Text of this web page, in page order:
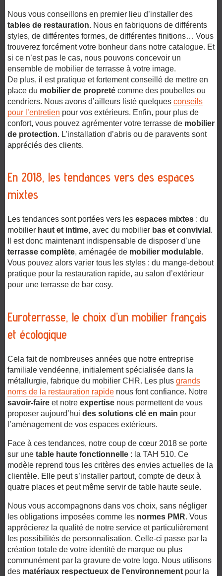
Nous vous conseillons en premier lieu d’installer des
tables de restauration. Nous en fabriquons de différents
styles, de différentes formes, de différentes finitions… Vous
trouverez forcément votre bonheur dans notre catalogue. Et
si ce n’est pas le cas, nous pouvons concevoir un
ensemble de mobilier de terrasse à votre image.
De plus, il est pratique et fortement conseillé de mettre en
place du mobilier de propreté comme des poubelles ou
cendriers. Nous avons d’ailleurs listé quelques conseils
pour l’entretien pour vos extérieurs. Enfin, pour plus de
confort, vous pouvez agrémenter votre terrasse de mobilier
de protection. L’installation d’abris ou de paravents sont
appréciés des clients.
En 2018, les tendances vers des espaces
mixtes
Les tendances sont portées vers les espaces mixtes : du
mobilier haut et intime, avec du mobilier bas et convivial .
Il est donc maintenant indispensable de disposer d’une
terrasse complète, aménagée de mobilier modulable.
Vous pouvez alors varier tous les styles : du mange-debout
pratique pour la restauration rapide, au salon d’extérieur
pour une terrasse de bar cosy.
Euroterrasse, le choix d’un mobilier français
et écologique
Cela fait de nombreuses années que notre entreprise
familiale vendéenne, initialement spécialisée dans la
métallurgie, fabrique du mobilier CHR. Les plus grands
noms de la restauration rapide nous font confiance. Notre
savoir-faire et notre expertise nous permettent de vous
proposer aujourd’hui des solutions clé en main pour
l’aménagement de vos espaces extérieurs.
Face à ces tendances, notre coup de cœur 2018 se porte
sur une table haute fonctionnelle : la TAH 510. Ce
modèle reprend tous les critères des envies actuelles de la
clientèle. Elle peut s’installer partout, compte de deux à
quatre places et peut même servir de table haute seule.
Nous vous accompagnons dans vos choix, sans négliger
les obligations imposées comme les normes PMR. Vous
apprécierez la qualité de notre service et particulièrement
les possibilités de personnalisation. Celle-ci passe par la
création totale de votre identité de marque ou plus
communément par la gravure de votre logo. Nous utilisons
des matériaux respectueux de l’environnement pour la